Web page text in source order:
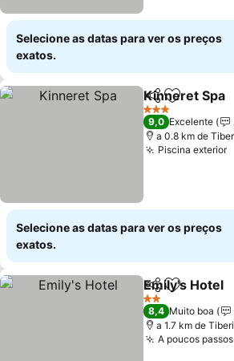
Selecione as datas para ver os preços
exatos.
PartilharAdicionar
Kinneret Spa
3 Estrelas
9,0 Excelente
a 0.8 km de
Piscina exterior
Selecione as datas para ver os preços
exatos.
PartilharAdicionar
Emily's Hotel
2 Estrelas
8,4 Muito boa
a 1.7 km de
A poucos